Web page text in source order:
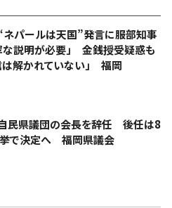
パールは天国”発言に服部知事
な説明が必要」 金銭授受疑惑も
は解かれていない」 福岡
民県議団の会長を辞任 後任は8
で決定へ 福岡県議会